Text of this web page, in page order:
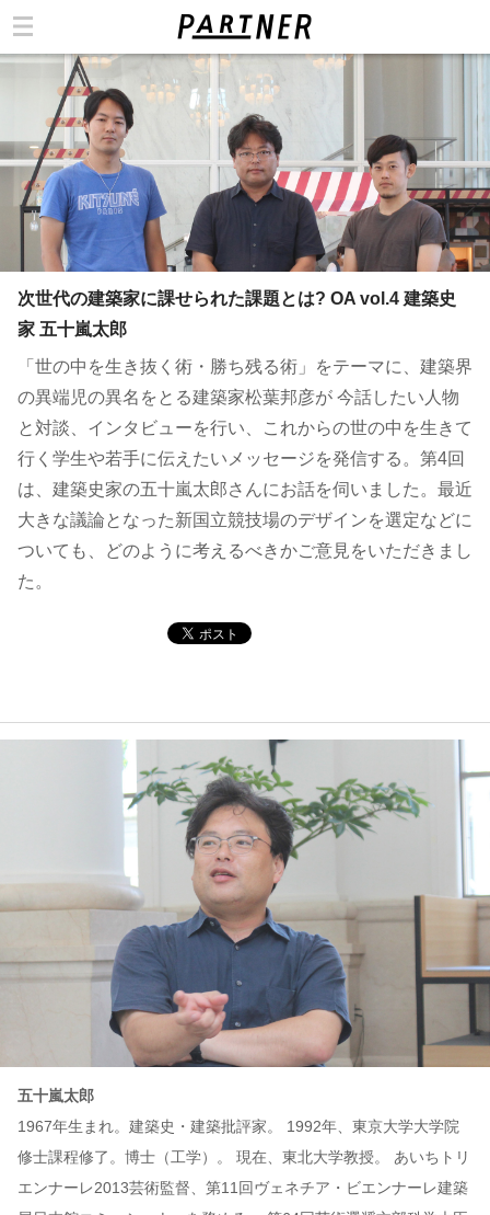
次世代の建築家に課せられた課題とは? OA vol.4 建築史
家 五十嵐太郎
「世の中を生き抜く術・勝ち残る術」をテーマに、建築界
の異端児の異名をとる建築家松葉邦彦が 今話したい人物
と対談、インタビューを行い、これからの世の中を生きて
行く学生や若手に伝えたいメッセージを発信する。第4回
は、建築史家の五十嵐太郎さんにお話を伺いました。最近
大きな議論となった新国立競技場のデザインを選定などに
ついても、どのように考えるべきかご意見をいただきまし
た。
五十嵐太郎
1967年生まれ。建築史・建築批評家。 1992年、東京大学大学院
修士課程修了。博士（工学）。 現在、東北大学教授。 あいちトリ
エンナーレ2013芸術監督、第11回ヴェネチア・ビエンナーレ建築
このサイトについて